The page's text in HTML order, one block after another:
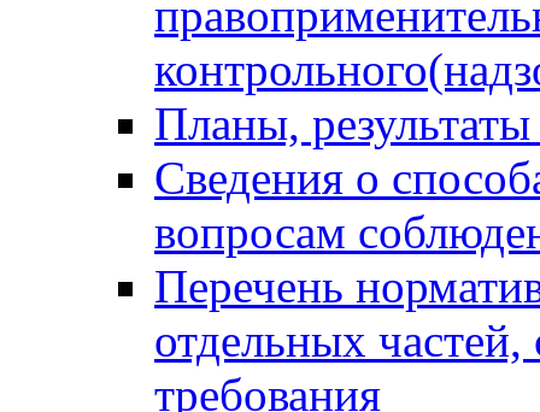
Планы,
Сведения о
вопросам
Перечень
отдельных
требования